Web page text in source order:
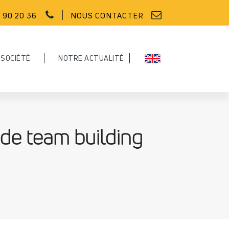
20 36 NOUS CONTACTER
NOTRE ACTUALITÉ
team building